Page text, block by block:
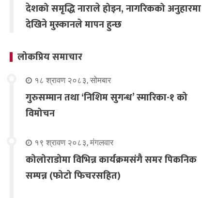
देशको समृद्धि नाराले होइन, नागरिकको अनुहारमा
देखिने मुस्कानले मापन हुन्छ
लोकप्रिय समाचार
१८ श्रावण २०८३, सोमबार
गुरुसम्मान तथा ‘निशिम सुगन्ध’ स्मारिका-१ को
विमोचन
१९ श्रावण २०८३, मंगलवार
कोलोराडोमा विभिन्न कार्यक्रमसंगै समर पिकनिक
सम्पन्न (फोटो फिचरसहित)